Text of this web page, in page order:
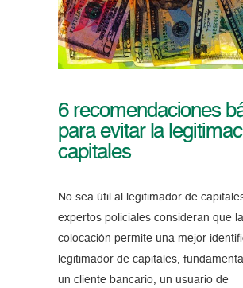
6 recomendaciones
para evitar la
capitales
No sea útil al legitimador de
expertos policiales consideran que
colocación permite una mejor
legitimador de capitales,
un cliente bancario, un usuario de